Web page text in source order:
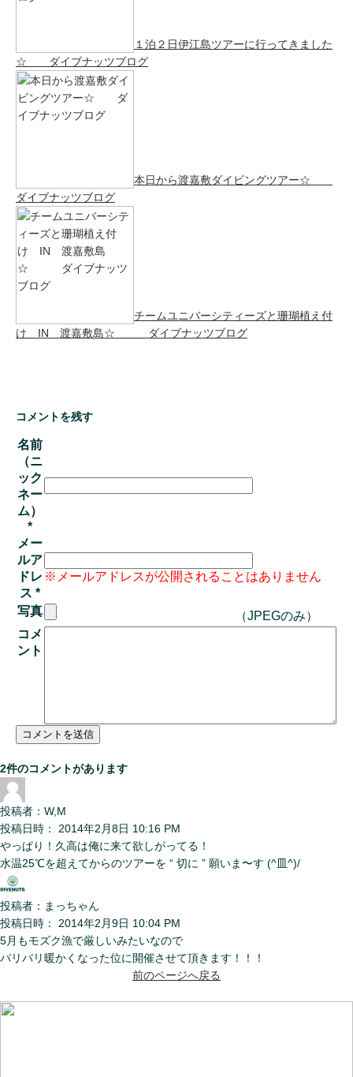
１泊２日伊江島ツアーに行ってきました
☆ ダイブナッツブログ
本日から渡嘉敷ダイビングツアー☆
ダイブナッツブログ
チームユニバーシティーズと珊瑚植え付
け IN 渡嘉敷島☆ ダイブナッツブログ
コメントを残す
名前
（ニ
ック
ネー
ム）
*
メー
ルア
ドレ
ス *
※メールアドレスが公開されることはありません
写真
（JPEGのみ）
コメ
ント
2件のコメントがあります
投稿者：W,M
投稿日時： 2014年2月8日 10:16 PM
やっぱり！久高は俺に来て欲しがってる！
水温25℃を超えてからのツアーを “ 切に ” 願いま〜す (^皿^)/
投稿者：まっちゃん
投稿日時： 2014年2月9日 10:04 PM
5月もモズク漁で厳しいみたいなので
バリバリ暖かくなった位に開催させて頂きます！！！
前のページへ戻る